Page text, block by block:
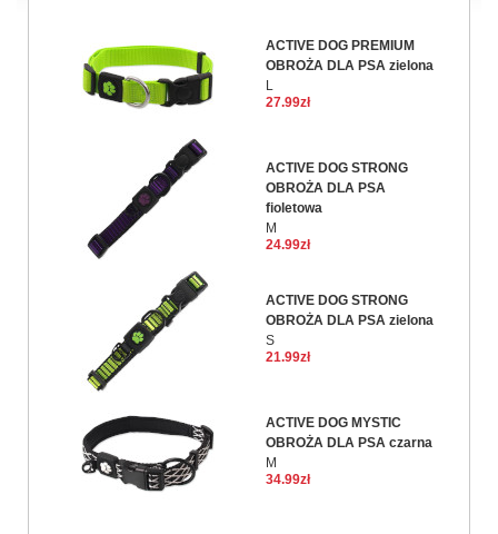
ACTIVE DOG PREMIUM
OBROŻA DLA PSA zielona
L
27.99zł
ACTIVE DOG STRONG
OBROŻA DLA PSA
fioletowa
M
24.99zł
ACTIVE DOG STRONG
OBROŻA DLA PSA zielona
S
21.99zł
ACTIVE DOG MYSTIC
OBROŻA DLA PSA czarna
M
34.99zł